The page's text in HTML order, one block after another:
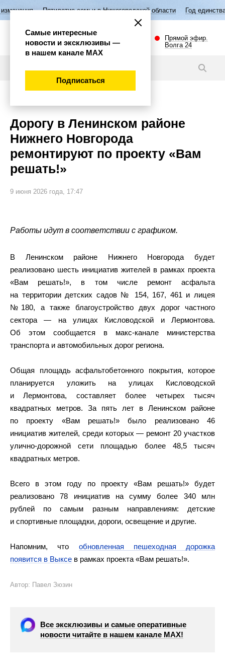
семьи в Нижегородской области Год единства народов России
Прямой эфир.
Волга 24
Дорогу в Ленинском районе
Нижнего Новгорода
ремонтируют по проекту «Вам
решать!»
9 июня 2026 года, 17:47
Работы идут в соответствии с графиком.
В Ленинском районе Нижнего Новгорода будет
реализовано шесть инициатив жителей в рамках проекта
«Вам решать!», в том числе ремонт асфальта
на территории детских садов № 154, 167, 461 и лицея
№180, а также благоустройство двух дорог частного
сектора — на улицах Кисловодской и Лермонтова.
Об этом сообщается в макс-канале министерства
транспорта и автомобильных дорог региона.
Общая площадь асфальтобетонного покрытия, которое
планируется уложить на улицах Кисловодской
и Лермонтова, составляет более четырех тысяч
квадратных метров. За пять лет в Ленинском районе
по проекту «Вам решать!» было реализовано 46
инициатив жителей, среди которых — ремонт 20 участков
улично-дорожной сети площадью более 48,5 тысяч
квадратных метров.
Всего в этом году по проекту «Вам решать!» будет
реализовано 78 инициатив на сумму более 340 млн
рублей по самым разным направлениям: детские
и спортивные площадки, дороги, освещение и другие.
Напомним, что обновленная пешеходная дорожка
появится в Выксе в рамках проекта «Вам решать!».
Автор: Павел Зюзин
Все эксклюзивы и самые оперативные
новости читайте в нашем канале МАХ!
Самые интересные
новости и эксклюзивы —
в нашем канале МАХ
Подписаться